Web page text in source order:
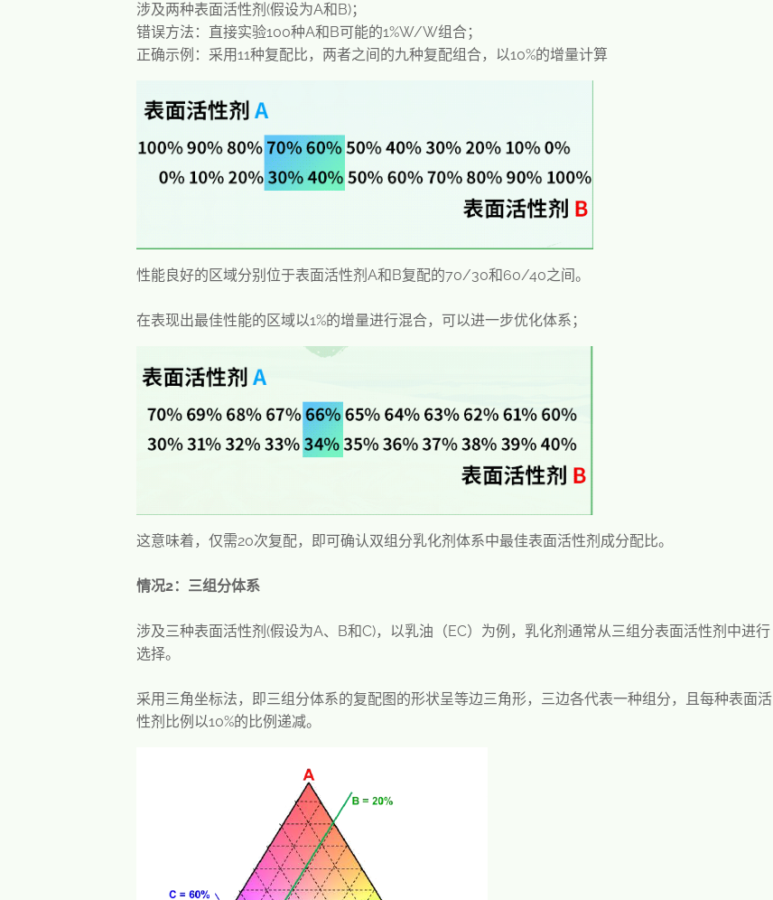
涉及两种表面活性剂(假设为A和B)；
错误方法：直接实验100种A和B可能的1%W/W组合；
正确示例：采用11种复配比，两者之间的九种复配组合，以10%的增量计算
性能良好的区域分别位于表面活性剂A和B复配的70/30和60/40之间。
在表现出最佳性能的区域以1%的增量进行混合，可以进一步优化体系；
这意味着，仅需20次复配，即可确认双组分乳化剂体系中最佳表面活性剂成分配比。
情况2：三组分体系
涉及三种表面活性剂(假设为A、B和C)，以乳油（EC）为例，乳化剂通常从三组分表面活性剂中进行
选择。
采用三角坐标法，即三组分体系的复配图的形状呈等边三角形，三边各代表一种组分，且每种表面活
性剂比例以10%的比例递减。